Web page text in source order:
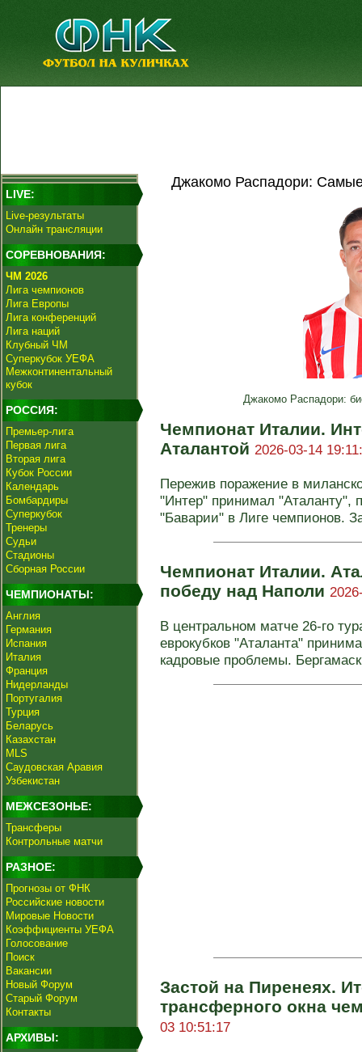
LIVE:
Live-результаты
Онлайн трансляции
СОРЕВНОВАНИЯ:
ЧМ 2026
Лига чемпионов
Лига Европы
Лига конференций
Лига наций
Клубный ЧМ
Суперкубок УЕФА
Межконтинентальный
кубок
РОССИЯ:
Премьер-лига
Первая лига
Вторая лига
Кубок России
Календарь
Бомбардиры
Суперкубок
Тренеры
Судьи
Стадионы
Сборная России
ЧЕМПИОНАТЫ:
Англия
Германия
Испания
Италия
Франция
Нидерланды
Португалия
Турция
Беларусь
Казахстан
MLS
Саудовская Аравия
Узбекистан
МЕЖСЕЗОНЬЕ:
Трансферы
Контрольные матчи
РАЗНОЕ:
Прогнозы от ФНК
Российские новости
Мировые Новости
Коэффициенты УЕФА
Голосование
Поиск
Вакансии
Новый Форум
Старый Форум
Контакты
АРХИВЫ:
Джакомо Распадори:
Джакомо Распадори:
Чемпионат Италии.
Аталантой 2026-03-14
Пережив поражение в
"Интер" принимал "Аталанту",
"Баварии" в Лиге чемпионов.
Чемпионат Италии.
победу над Наполи
В центральном матче 26-го
еврокубков "Аталанта"
кадровые проблемы.
Застой на Пиренеях.
трансферного окна
03 10:51:17